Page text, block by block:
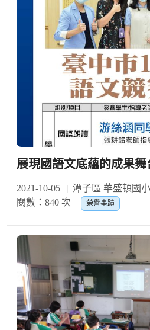
展現國語文底蘊的成果舞
2021-10-05 潭子區 華盛頓國
閱數：840 次
榮譽事蹟